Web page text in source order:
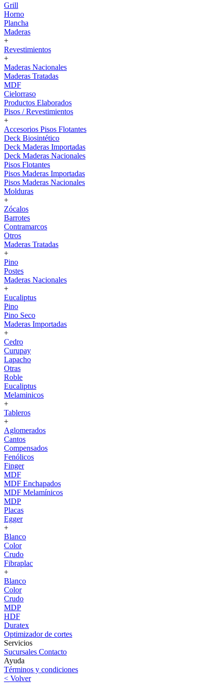
Grill
Horno
Plancha
Maderas
+
Revestimientos
+
Maderas Nacionales
Maderas Tratadas
MDF
Cielorraso
Productos Elaborados
Pisos / Revestimientos
+
Accesorios Pisos Flotantes
Deck Biosintético
Deck Maderas Importadas
Deck Maderas Nacionales
Pisos Flotantes
Pisos Maderas Importadas
Pisos Maderas Nacionales
Molduras
+
Zócalos
Barrotes
Contramarcos
Otros
Maderas Tratadas
+
Pino
Postes
Maderas Nacionales
+
Eucaliptus
Pino
Pino Seco
Maderas Importadas
+
Cedro
Curupay
Lapacho
Otras
Roble
Eucaliptus
Melaminicos
+
Tableros
+
Aglomerados
Cantos
Compensados
Fenólicos
Finger
MDF
MDF Enchapados
MDF Melamínicos
MDP
Placas
Egger
+
Blanco
Color
Crudo
Fibraplac
+
Blanco
Color
Crudo
MDP
HDF
Duratex
Optimizador de cortes
Servicios
Sucursales Contacto
Ayuda
Términos y condiciones
< Volver